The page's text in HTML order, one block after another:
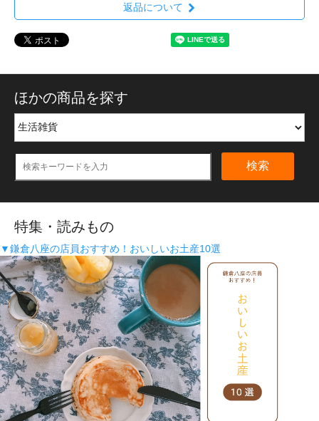
返品について
ほかの商品を探す
検索
特集・読みもの
▼鎌倉八座の店員おすすめ！おいしいお土産10選